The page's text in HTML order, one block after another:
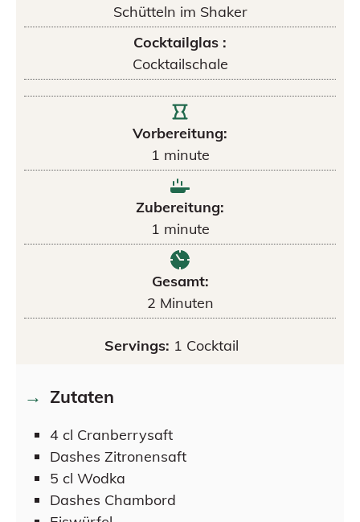
Schütteln im Shaker
Cocktailglas :
Cocktailschale
Vorbereitung:
1 minute
Zubereitung:
1 minute
Gesamt:
2 Minuten
Servings: 1 Cocktail
Zutaten
4 cl Cranberrysaft
Dashes Zitronensaft
5 cl Wodka
Dashes Chambord